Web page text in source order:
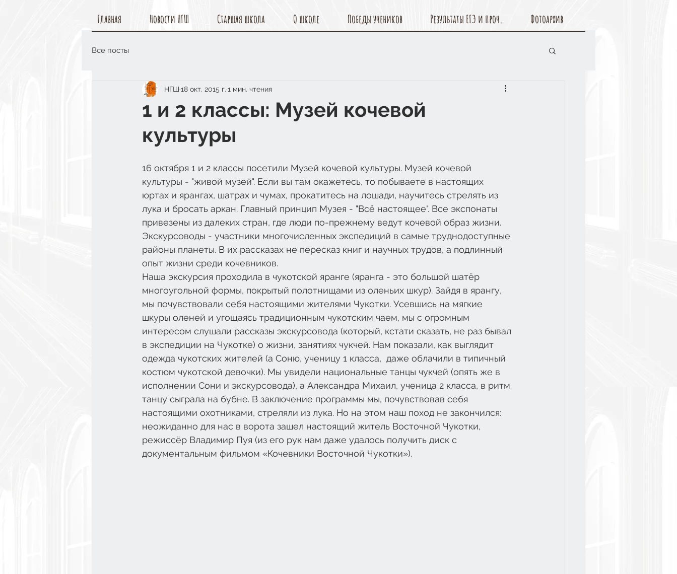
Главная Новости НГШ Старшая школа О школе Победы учеников Результаты ЕГЭ и проч. Фотоархив
Все посты
1 и 2 классы: Музей кочевой
культуры
НГШ 18 окт. 2015 г. 1 мин. чтения
16 октября 1 и 2 классы посетили Музей кочевой культуры. Музей кочевой
культуры - "живой музей". Если вы там окажетесь, то побываете в настоящих
юртах и ярангах, шатрах и чумах, прокатитесь на лошади, научитесь стрелять из
лука и бросать аркан. Главный принцип Музея - "Всё настоящее". Все экспонаты
привезены из далеких стран, где люди по-прежнему ведут кочевой образ жизни.
Экскурсоводы - участники многочисленных экспедиций в самые труднодоступные
районы планеты. В их рассказах не пересказ книг и научных трудов, а подлинный
опыт жизни среди кочевников.
Наша экскурсия проходила в чукотской яранге (яранга - это большой шатёр
многоугольной формы, покрытый полотнищами из оленьих шкур). Зайдя в ярангу,
мы почувствовали себя настоящими жителями Чукотки. Усевшись на мягкие
шкуры оленей и угощаясь традиционным чукотским чаем, мы с огромным
интересом слушали рассказы экскурсовода (который, кстати сказать, не раз бывал
в экспедиции на Чукотке) о жизни, занятиях чукчей. Нам показали, как выглядит
одежда чукотских жителей (а Соню, ученицу 1 класса,  даже облачили в типичный
костюм чукотской девочки). Мы увидели национальные танцы чукчей (опять же в
исполнении Сони и экскурсовода), а Александра Михаил, ученица 2 класса, в ритм
танцу сыграла на бубне. В заключение программы мы, почувствовав себя
настоящими охотниками, стреляли из лука. Но на этом наш поход не закончился:
неожиданно для нас в ворота зашел настоящий житель Восточной Чукотки,
режиссёр Владимир Пуя (из его рук нам даже удалось получить диск с
документальным фильмом «Кочевники Восточной Чукотки»).